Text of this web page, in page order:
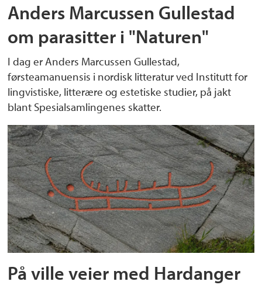
Anders Marcussen Gullestad
om parasitter i "Naturen"
I dag er Anders Marcussen Gullestad,
førsteamanuensis i nordisk litteratur ved Institutt for
lingvistiske, litterære og estetiske studier, på jakt
blant Spesialsamlingenes skatter.
På ville veier med Hardanger